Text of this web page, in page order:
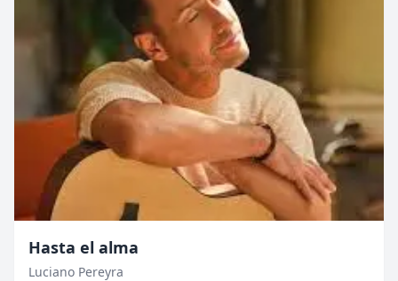
Hasta el alma
Luciano Pereyra